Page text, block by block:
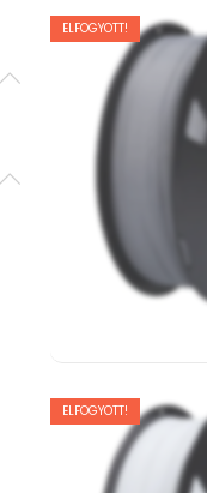
ELFOGYOTT!
ELFOGYOTT!